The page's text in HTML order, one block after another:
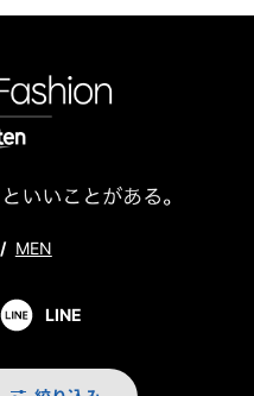
/ MEN
LINE